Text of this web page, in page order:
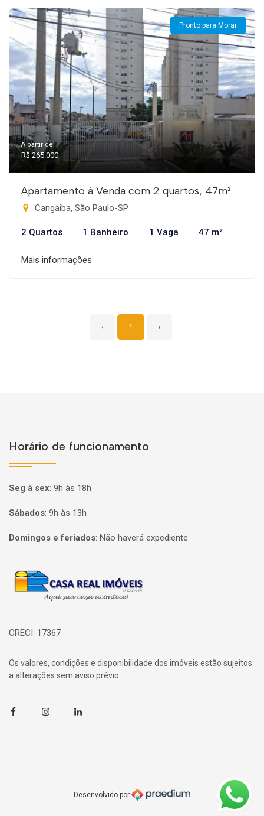
Pronto para Morar
A partir de:
R$ 265.000
Apartamento à Venda com 2 quartos, 47m²
Cangaiba, São Paulo-SP
2 Quartos 1 Banheiro 1 Vaga 47 m²
Mais informações
‹ 1 ›
Horário de funcionamento
Seg à sex: 9h às 18h
Sábados: 9h às 13h
Domingos e feriados: Não haverá expediente
Página inicial
CRECI: 17367
Os valores, condições e disponibilidade dos imóveis estão sujeitos
a alterações sem aviso prévio.
FacebookInstagramLinkedin
Desenvolvido por